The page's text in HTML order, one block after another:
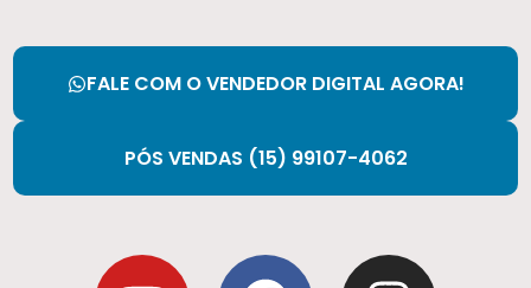
FALE COM O VENDEDOR DIGITAL AGORA!
PÓS VENDAS (15) 99107-4062